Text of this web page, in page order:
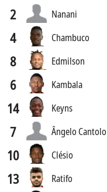
2 Nanani
4 Chambuco
8 Edmilson
6 Kambala
14 Keyns
7 Ângelo Cantolo
10 Clésio
13 Ratifo